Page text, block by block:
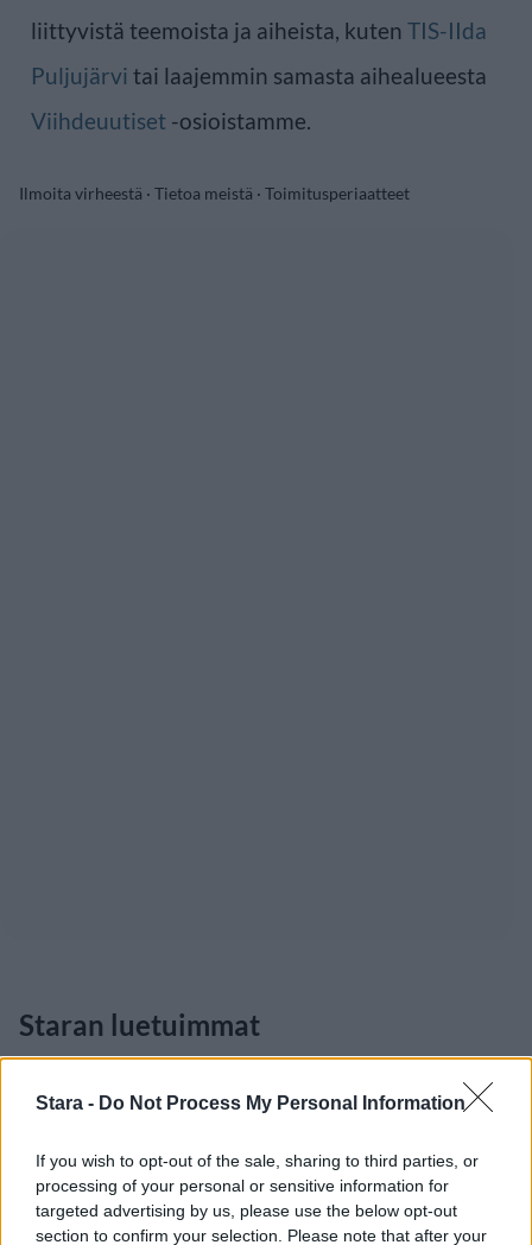
Stara - Do Not Process My Personal Information
If you wish to opt-out of the sale, sharing to third parties, or
processing of your personal or sensitive information for
targeted advertising by us, please use the below opt-out
section to confirm your selection. Please note that after your
liittyvistä teemoista ja aiheista, kuten TIS-IIda
Puljujärvi tai laajemmin samasta aihealueesta
Viihdeuutiset -osioistamme.
Ilmoita virheestä · Tietoa meistä · Toimitusperiaatteet
Staran luetuimmat
1